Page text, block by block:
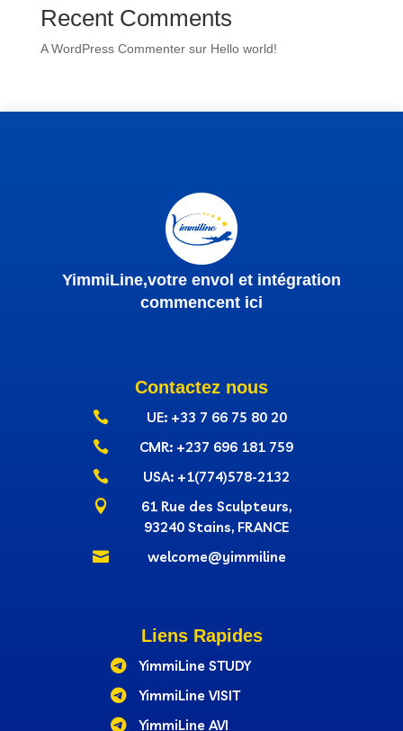
Recent Comments
A WordPress Commentersur Hello world!
YimmiLine,votre envol et intégration
commencent ici
Contactez nous
 UE: +33 7 66 75 80 20
 CMR: +237‭ 696 181 759
 USA: +1(774)578-2132

61 Rue des Sculpteurs,
93240 Stains, FRANCE
 welcome@yimmiline
Liens Rapides

YimmiLine STUDY

YimmiLine VISIT

YimmiLine AVI